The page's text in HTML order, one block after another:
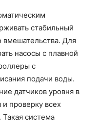
стабильный
вмешательства. Для
насосы с плавной
с
подачи воды.
датчиков уровня в
проверку всех
система